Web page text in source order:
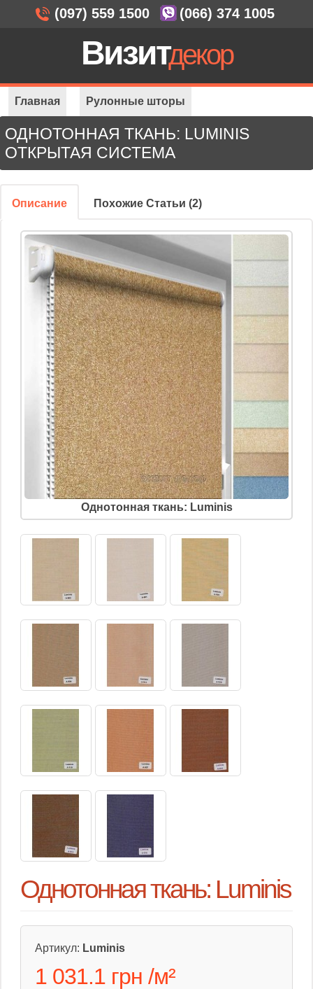
ОДНОТОННАЯ ТКАНЬ: LUMINIS
ОТКРЫТАЯ СИСТЕМА
Описание Похожие Статьи (2)
Однотонная ткань: Luminis
Однотонная ткань: Luminis
Артикул: Luminis
1 031.1 грн /м²
Главная Рулонные шторы
Открытая система Однотонная ткань: Luminis
(097) 559 1500 (066) 374 1005
Визитдекор